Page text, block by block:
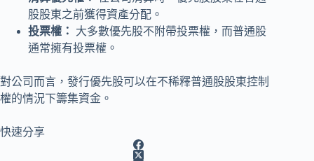
股股東之前獲得資產分配。
投票權：
大多數優先股不附帶投票權，而普通股
通常擁有投票權。
對公司而言，發行優先股可以在不稀釋普通股股東控制
權的情況下籌集資金。
快速分享